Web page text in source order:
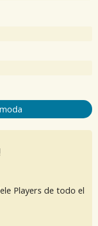
Players de todo el